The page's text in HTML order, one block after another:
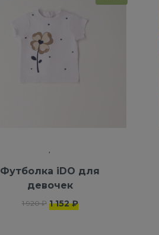
Футболка iDO для
девочек
1 920 ₽ 1 152 ₽